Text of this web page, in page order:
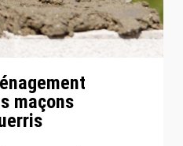
maçons